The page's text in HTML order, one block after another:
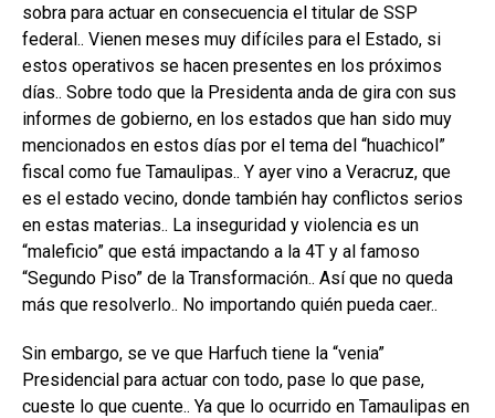
sobra para actuar en consecuencia el titular de SSP
federal.. Vienen meses muy difíciles para el Estado, si
estos operativos se hacen presentes en los próximos
días.. Sobre todo que la Presidenta anda de gira con sus
informes de gobierno, en los estados que han sido muy
mencionados en estos días por el tema del “huachicol”
fiscal como fue Tamaulipas.. Y ayer vino a Veracruz, que
es el estado vecino, donde también hay conflictos serios
en estas materias.. La inseguridad y violencia es un
“maleficio” que está impactando a la 4T y al famoso
“Segundo Piso” de la Transformación.. Así que no queda
más que resolverlo.. No importando quién pueda caer..
Sin embargo, se ve que Harfuch tiene la “venia”
Presidencial para actuar con todo, pase lo que pase,
cueste lo que cuente.. Ya que lo ocurrido en Tamaulipas en